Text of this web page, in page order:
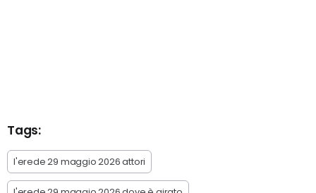
Tags:
l'erede 29 maggio 2026 attori